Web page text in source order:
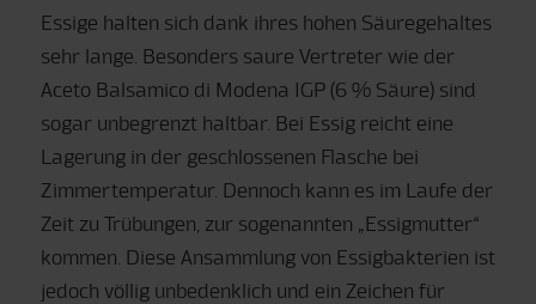
Essige halten sich dank ihres hohen Säuregehaltes
sehr lange. Besonders saure Vertreter wie der
Aceto Balsamico di Modena IGP (6 % Säure) sind
sogar unbegrenzt haltbar. Bei Essig reicht eine
Lagerung in der geschlossenen Flasche bei
Zimmertemperatur. Dennoch kann es im Laufe der
Zeit zu Trübungen, zur sogenannten „Essigmutter“
kommen. Diese Ansammlung von Essigbakterien ist
jedoch völlig unbedenklich und ein Zeichen für